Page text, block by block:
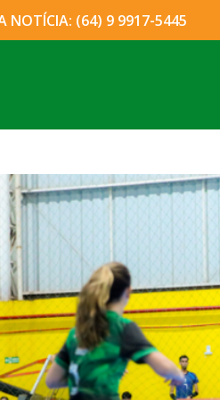
NOTÍCIA: (64) 9 9917-5445